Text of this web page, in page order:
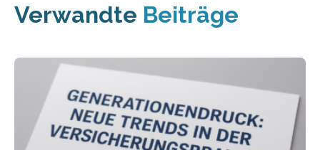
Verwandte Beiträge